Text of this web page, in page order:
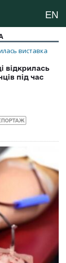
EN
відкрилась
під час